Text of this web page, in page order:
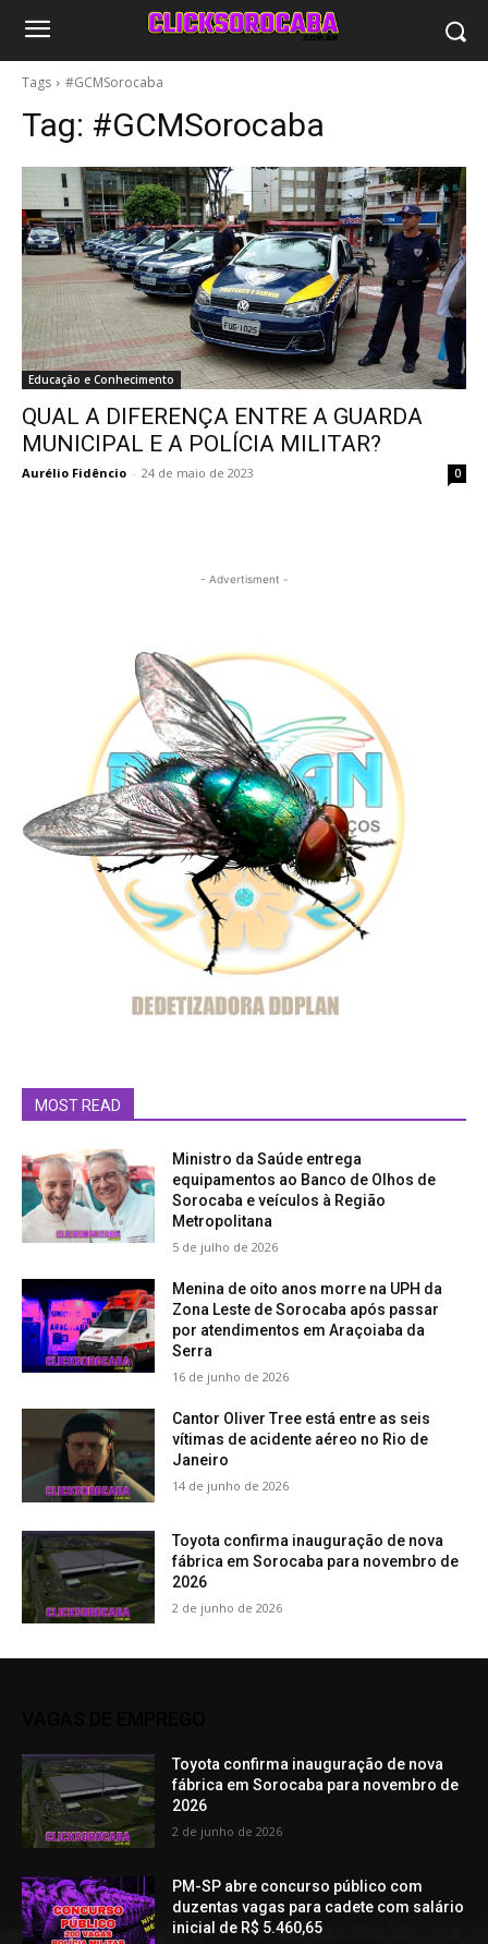
Tags #GCMSorocaba
Tag: #GCMSorocaba
Educação e Conhecimento
QUAL A DIFERENÇA ENTRE A GUARDA
MUNICIPAL E A POLÍCIA MILITAR?
Aurélio Fidêncio - 24 de maio de 2023 0
- Advertisment -
MOST READ
Ministro da Saúde entrega
equipamentos ao Banco de Olhos de
Sorocaba e veículos à Região
Metropolitana
5 de julho de 2026
Menina de oito anos morre na UPH da
Zona Leste de Sorocaba após passar
por atendimentos em Araçoiaba da
Serra
16 de junho de 2026
Cantor Oliver Tree está entre as seis
vítimas de acidente aéreo no Rio de
Janeiro
14 de junho de 2026
Toyota confirma inauguração de nova
fábrica em Sorocaba para novembro de
2026
2 de junho de 2026
Toyota confirma inauguração de nova
fábrica em Sorocaba para novembro de
2026
2 de junho de 2026
PM-SP abre concurso público com
duzentas vagas para cadete com salário
inicial de R$ 5.460,65